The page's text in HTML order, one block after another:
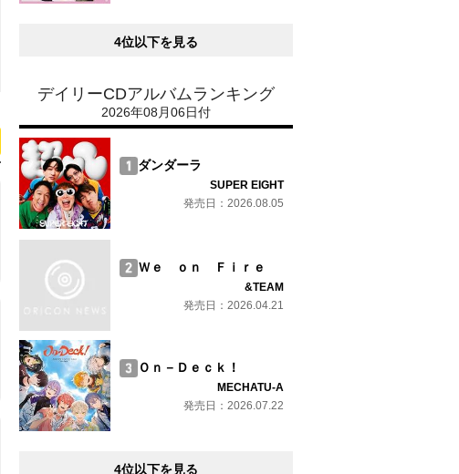
4位以下を見る
デイリーCDアルバムランキング
2026年08月06日付
ダンダーラ
SUPER EIGHT
発売日：2026.08.05
Ｗｅ ｏｎ Ｆｉｒｅ
&TEAM
発売日：2026.04.21
Ｏｎ－Ｄｅｃｋ！
MECHATU-A
発売日：2026.07.22
4位以下を見る